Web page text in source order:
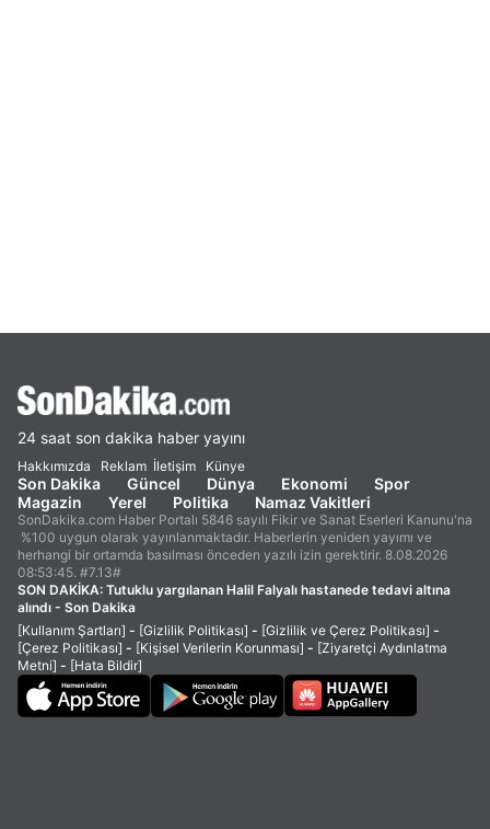
24 saat son dakika haber yayını
Hakkımızda Reklam İletişim Künye
Son Dakika Güncel Dünya Ekonomi
Spor
Magazin
Yerel Politika Namaz Vakitleri
SonDakika.com Haber Portalı 5846 sayılı Fikir ve Sanat Eserleri Kanunu'na
%100 uygun olarak yayınlanmaktadır. Haberlerin yeniden yayımı ve
herhangi bir ortamda basılması önceden yazılı izin gerektirir. 8.08.2026
08:53:45. #7.13#
SON DAKİKA: Tutuklu yargılanan Halil Falyalı hastanede tedavi altına
alındı - Son Dakika
[Kullanım Şartları] - [Gizlilik Politikası] - [Gizlilik ve Çerez Politikası] -
[Çerez Politikası] - [Kişisel Verilerin Korunması] - [Ziyaretçi Aydınlatma
Metni] - [Hata Bildir]